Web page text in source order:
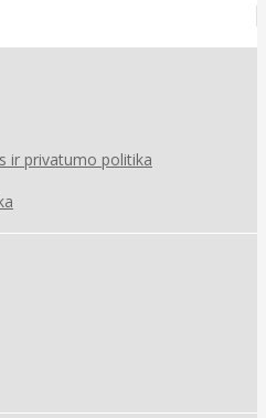
ir privatumo politika